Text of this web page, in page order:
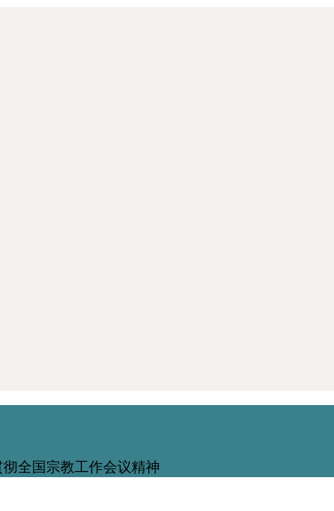
全国宗教工作会议精神